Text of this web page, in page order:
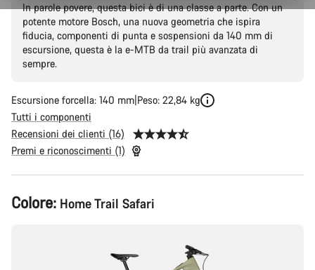
In parole povere, questa bici è di una classe a parte. Con un
potente motore Bosch, una nuova geometria che ispira
fiducia, componenti di punta e sospensioni da 140 mm di
escursione, questa è la e-MTB da trail più avanzata di
sempre.
Escursione forcella: 140 mm Peso: 22,84 kg
Tutti i componenti
Recensioni dei clienti (16)
Premi e riconoscimenti (1)
Configurazione
del
Colore: Home Trail Safari